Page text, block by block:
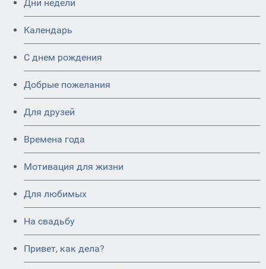
Дни недели
Календарь
C днем рождения
Добрые пожелания
Для друзей
Времена года
Мотивация для жизни
Для любимых
На свадьбу
Привет, как дела?